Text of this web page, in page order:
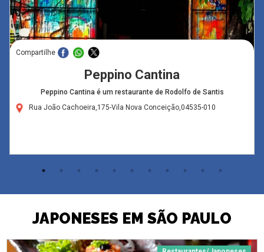
Compartilhe
Peppino Cantina
Peppino Cantina é um restaurante de Rodolfo de Santis
Rua João Cachoeira,175-Vila Nova Conceição,04535-010
JAPONESES EM SÃO PAULO